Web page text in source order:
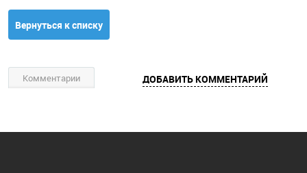
Вернуться к списку
Комментарии ДОБАВИТЬ КОММЕНТАРИЙ